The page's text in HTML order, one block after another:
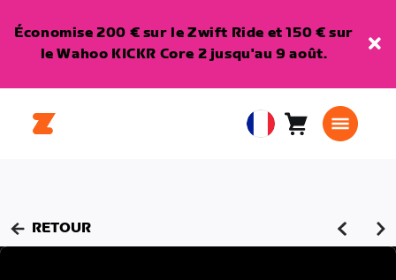
Économise 200 € sur le Zwift Ride et 150 € sur
le Wahoo KICKR Core 2 jusqu'au 9 août.
EuropeanPanier0
RETOUR